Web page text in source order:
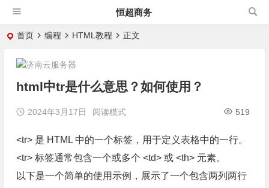
恒超商务
首页 编程 HTML教程 正文
html中tr是什么意思？如何使用？
2024年3月17日 519
阅读模式
<tr> 是 HTML 中的一个标签，用于定义表格中的一行。
<tr> 标签通常包含一个或多个 <td> 或 <th> 元素。
以下是一个简单的使用示例，展示了一个包含两列两行